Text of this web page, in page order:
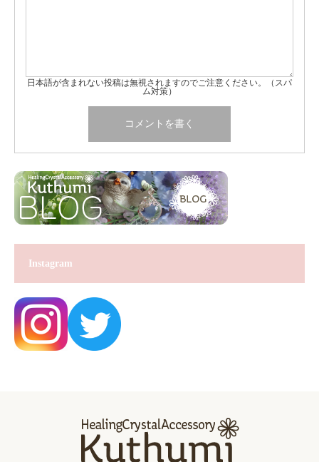
日本語が含まれない投稿は無視されますのでご注意ください。（スパ
ム対策）
Instagram